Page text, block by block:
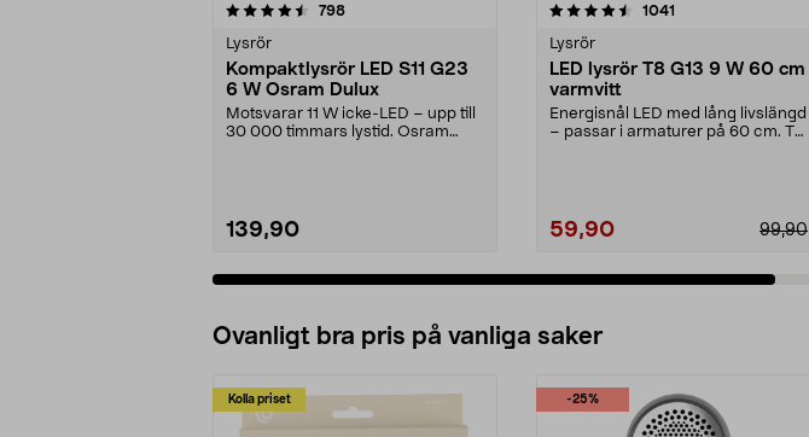
798recensioner
Lysrör
Kompaktlysrör LED S11 G23
6 W Osram Dulux
Motsvarar 11 W icke-LED – upp till
30 000 timmars lystid. Osram
139,90
4.5 av 5 stjärnor 1041
Lysrör
LED lysrör T8 G13 9 W 60 cm
varmvitt
Energisnål LED med lång livslängd
– passar i armaturer på 60 cm. T8
59,90 99,90
4.5 av 5 stjärnor
Ovanligt bra pris på vanliga saker
Kolla priset -25%